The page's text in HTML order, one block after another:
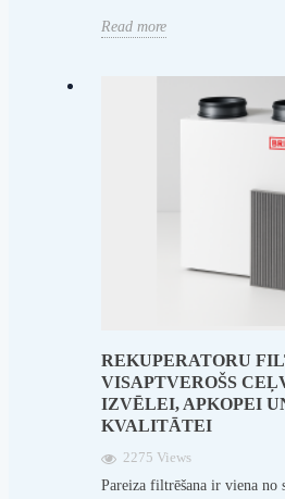
Read more
REKUPERATORU
VISAPTVEROŠS
IZVĒLEI, APKOPEI
KVALITĀTEI
2275 Views
Pareiza filtrēšana ir viena no